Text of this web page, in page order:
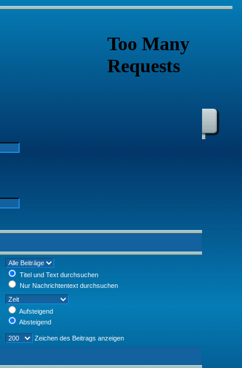
Titel und Text durchsuchen
Nur Nachrichtentext durchsuchen
Aufsteigend
Absteigend
Zeichen des Beitrags anzeigen